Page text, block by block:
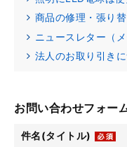
商品の修理・張り
ニュースレター（
法人のお取り引き
お問い合わせフォー
件名(タイトル)